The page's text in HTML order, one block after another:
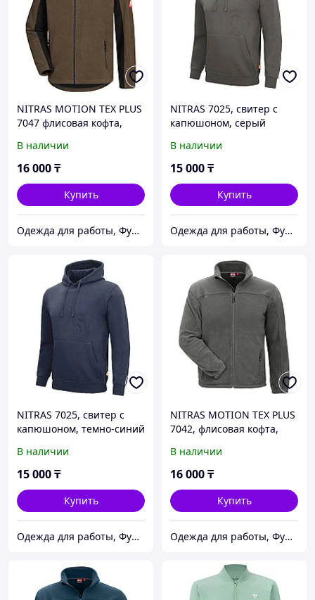
NITRAS MOTION TEX PLUS
7047 флисовая кофта,
черный
В наличии
16 000₸
Купить
Одежда для работы, Функциональная одежда, СИЗ, Аксессуары, Средства для промывания глаз.
NITRAS 7025, свитер с
капюшоном, серый
В наличии
15 000₸
Купить
Одежда для работы, Функциональная одежда, СИЗ, Аксессуары, Средства для промывания глаз.
NITRAS 7025, свитер с
капюшоном, темно-синий
В наличии
15 000₸
Купить
Одежда для работы, Функциональная одежда, СИЗ, Аксессуары, Средства для промывания глаз.
NITRAS MOTION TEX PLUS
7042, флисовая кофта,
В наличии
16 000₸
Купить
Одежда для работы, Функциональная одежда, СИЗ, Аксессуары, Средства для промывания глаз.